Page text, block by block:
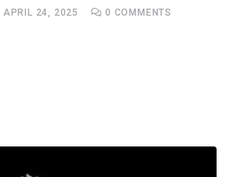
APRIL 24, 2025 0 COMMENTS